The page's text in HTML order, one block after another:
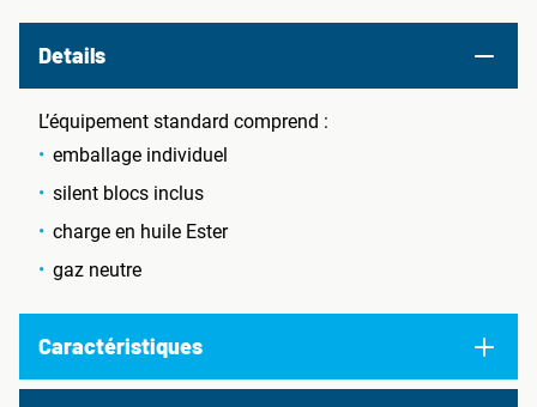
Details
L’équipement standard comprend :
emballage individuel
silent blocs inclus
charge en huile Ester
gaz neutre
Caractéristiques